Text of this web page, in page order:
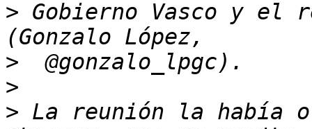
> Gobierno Vasco y el
>
>
> La reunión la había